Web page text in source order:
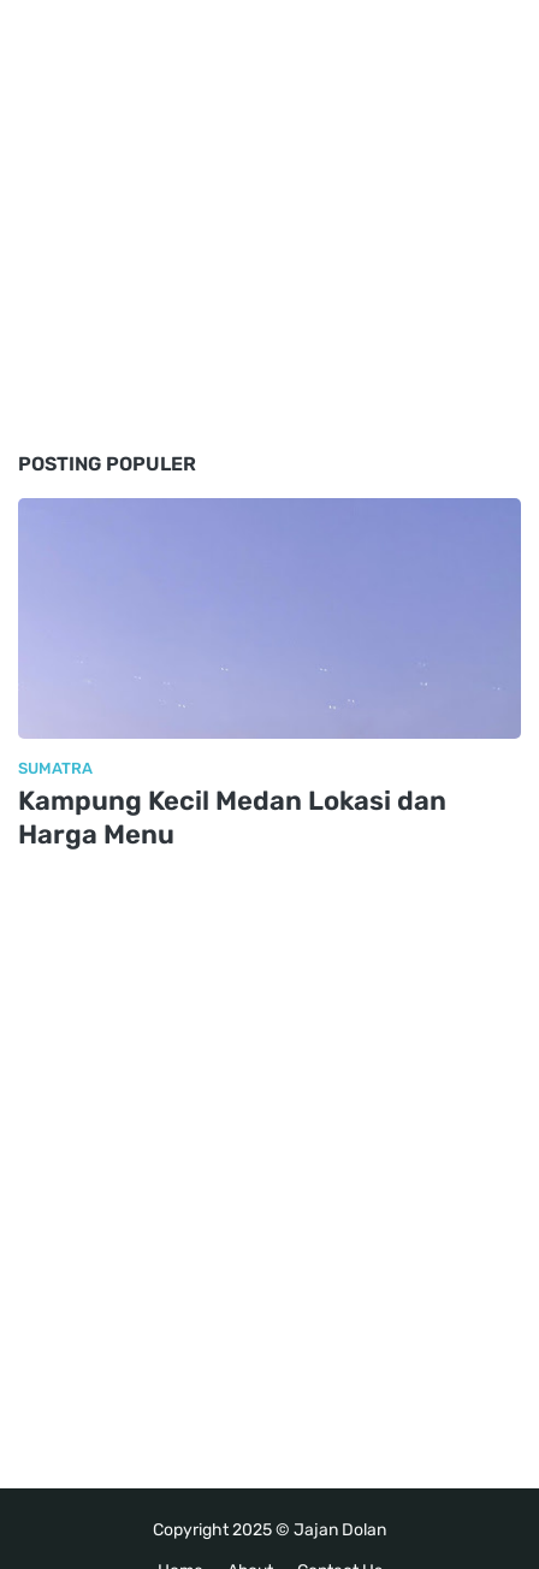
POSTING POPULER
SUMATRA
Kampung Kecil Medan Lokasi dan
Harga Menu
Copyright 2025 © Jajan Dolan